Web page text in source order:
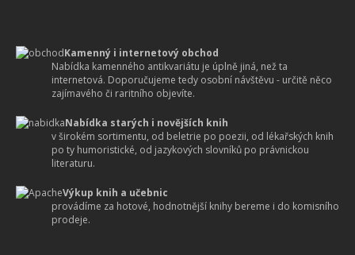
Kamenný i internetový obchod
Nabídka kamenného antikvariátu je úplně jiná, než ta
internetová. Doporučujeme tedy osobní návštěvu - určitě něco
zajímavého či raritního objevíte.
Nabídka starých i novějších knih
v širokém sortimentu, od beletrie po poezii, od lékařských knih
po ty humoristické, od jazykových slovníků po právnickou
literaturu.
Výkup knih a učebnic
provádíme za hotové, hodnotnější knihy bereme i do komisního
prodeje.